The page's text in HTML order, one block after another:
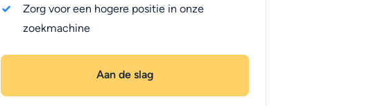
Zorg voor een hogere positie in onze
zoekmachine
Aan de slag